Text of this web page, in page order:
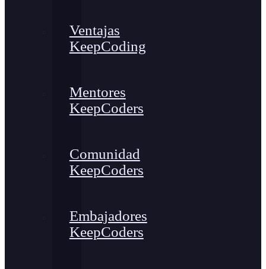
Ventajas
KeepCoding
Mentores
KeepCoders
Comunidad
KeepCoders
Embajadores
KeepCoders